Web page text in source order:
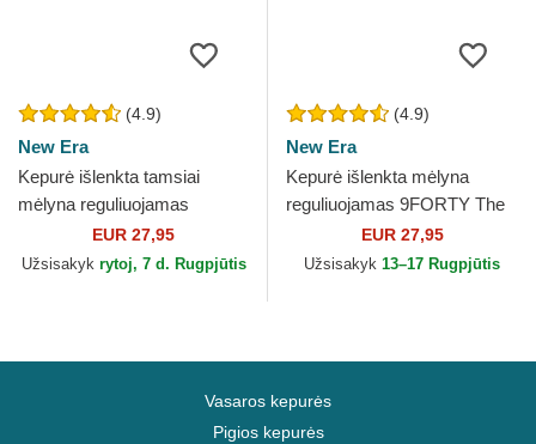
(4.9)
New Era
Kepurė išlenkta tamsiai
mėlyna reguliuojamas
9FORTY The League New
England Patriots NFL New
EUR 27,95
Užsisakyk rytoj, 7 d. Rugpjūtis
(4.9)
New Era
Kepurė išlenkta mėlyna
reguliuojamas 9FORTY The
League New York Giants NFL
New Era
EUR 27,95
Užsisakyk 13–17 Rugpjūtis
Vasaros kepurės
Pigios kepurės